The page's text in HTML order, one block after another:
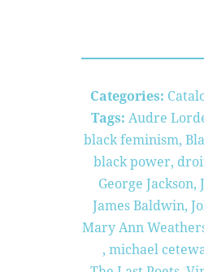
Categories:
Tags: Audre
black feminism,
black power,
George Jackson,
James Baldwin,
Mary Ann
, michael